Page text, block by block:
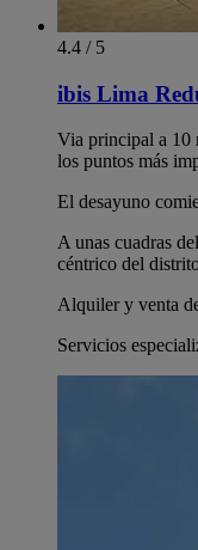
4.4 / 5
ibis Lima
Via principal a 10
los puntos más
El desayuno
A unas cuadras
céntrico del
Alquiler y venta
Servicios